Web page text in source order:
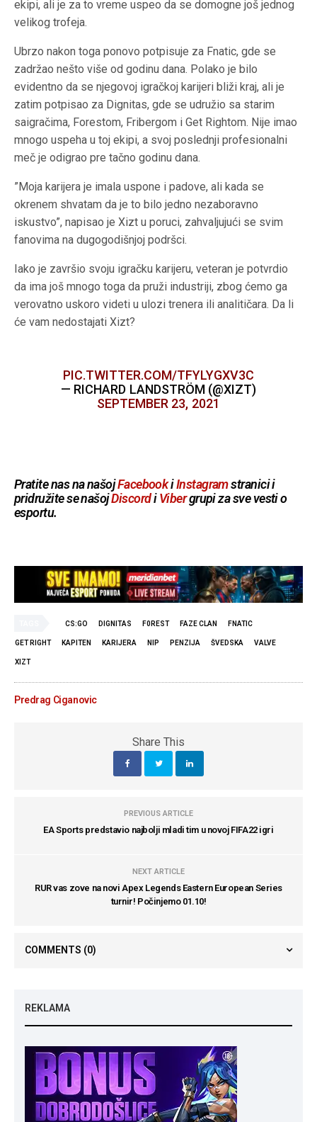
ekipi, ali je za to vreme uspeo da se domogne još jednog
velikog trofeja.
Ubrzo nakon toga ponovo potpisuje za Fnatic, gde se
zadržao nešto više od godinu dana. Polako je bilo
evidentno da se njegovoj igračkoj karijeri bliži kraj, ali je
zatim potpisao za Dignitas, gde se udružio sa starim
saigračima, Forestom, Fribergom i Get Rightom. Nije imao
mnogo uspeha u toj ekipi, a svoj poslednji profesionalni
meč je odigrao pre tačno godinu dana.
”Moja karijera je imala uspone i padove, ali kada se
okrenem shvatam da je to bilo jedno nezaboravno
iskustvo”, napisao je Xizt u poruci, zahvaljujući se svim
fanovima na dugogodišnjoj podršci.
Iako je završio svoju igračku karijeru, veteran je potvrdio
da ima još mnogo toga da pruži industriji, zbog ćemo ga
verovatno uskoro videti u ulozi trenera ili analitičara. Da li
će vam nedostajati Xizt?
PIC.TWITTER.COM/TFYLYGXV3C
— RICHARD LANDSTRÖM (@XIZT)
SEPTEMBER 23, 2021
Pratite nas na našojFacebookiInstagramstranici i
pridružite se našojDiscordiVibergrupi za sve vesti o
esportu.
CS:GO DIGNITAS F0REST FAZE CLAN FNATIC
GET RIGHT KAPITEN KARIJERA NIP PENZIJA ŠVEDSKA VALVE
XIZT
Predrag Ciganovic
Share This
PREVIOUS ARTICLE
EA Sports predstavio najbolji mladi tim u novoj FIFA22 igri
NEXT ARTICLE
RUR vas zove na novi Apex Legends Eastern European Series
turnir! Počinjemo 01.10!
COMMENTS (0)
REKLAMA